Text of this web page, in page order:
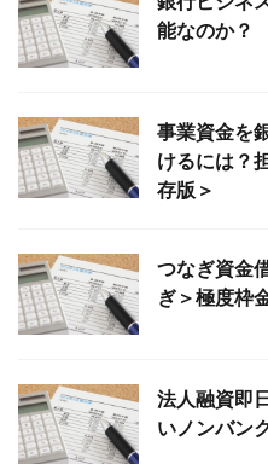
能なのか？
事業資金を
けるには？
存版＞
つなぎ資金
ぎ＞極度枠
法人融資即
いノンバン